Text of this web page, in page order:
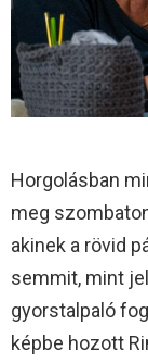
Horgolásban
meg
akinek a rövid
semmit, mint
gyorstalpaló
képbe hozott